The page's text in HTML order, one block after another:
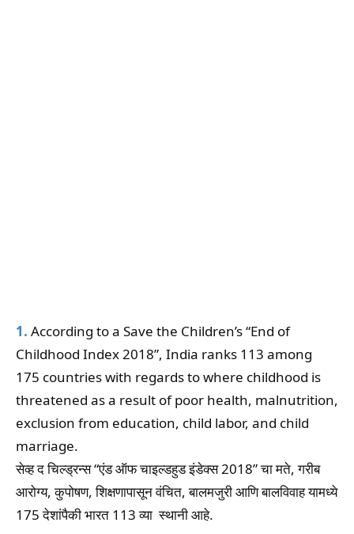
1. According to a Save the Children’s “End of
Childhood Index 2018”, India ranks 113 among
175 countries with regards to where childhood is
threatened as a result of poor health, malnutrition,
exclusion from education, child labor, and child
marriage.
सेव्ह द चिल्ड्रन्स “एंड ऑफ चाइल्डहुड इंडेक्स 2018” चा मते, गरीब
आरोग्य, कुपोषण, शिक्षणापासून वंचित, बालमजुरी आणि बालविवाह यामध्ये
175 देशांपैकी भारत 113 व्या स्थानी आहे.